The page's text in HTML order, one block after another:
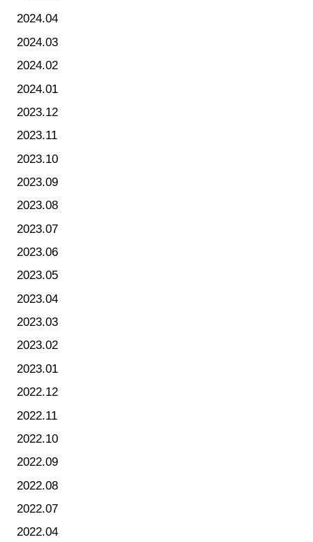
2024.04
2024.03
2024.02
2024.01
2023.12
2023.11
2023.10
2023.09
2023.08
2023.07
2023.06
2023.05
2023.04
2023.03
2023.02
2023.01
2022.12
2022.11
2022.10
2022.09
2022.08
2022.07
2022.04